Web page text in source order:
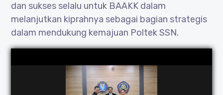
dan sukses selalu untuk BAAKK dalam
melanjutkan kiprahnya sebagai bagian strategis
dalam mendukung kemajuan Poltek SSN.